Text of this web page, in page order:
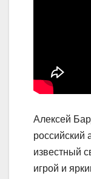
Алексей
российский
известный
игрой и